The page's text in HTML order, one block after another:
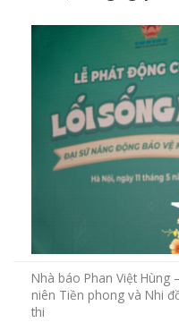
Nhà báo Phan Việt Hùng
niên Tiền phong và Nhi
thi